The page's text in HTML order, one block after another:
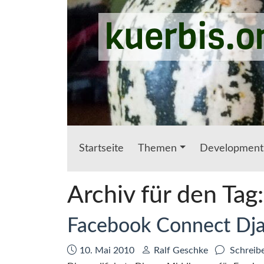
Zum Hauptinhalt springen
Startseite Themen Development
Archiv für den
Facebook Connect
Datum:
10. Mai 2010 Autor:
Ralf Geschke